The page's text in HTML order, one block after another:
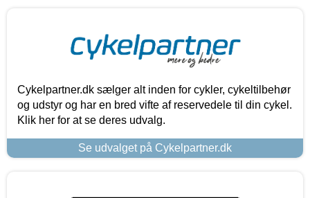
Cykelpartner.dk sælger alt inden for cykler, cykeltilbehør
og udstyr og har en bred vifte af reservedele til din cykel.
Klik her for at se deres udvalg.
Se udvalget på Cykelpartner.dk